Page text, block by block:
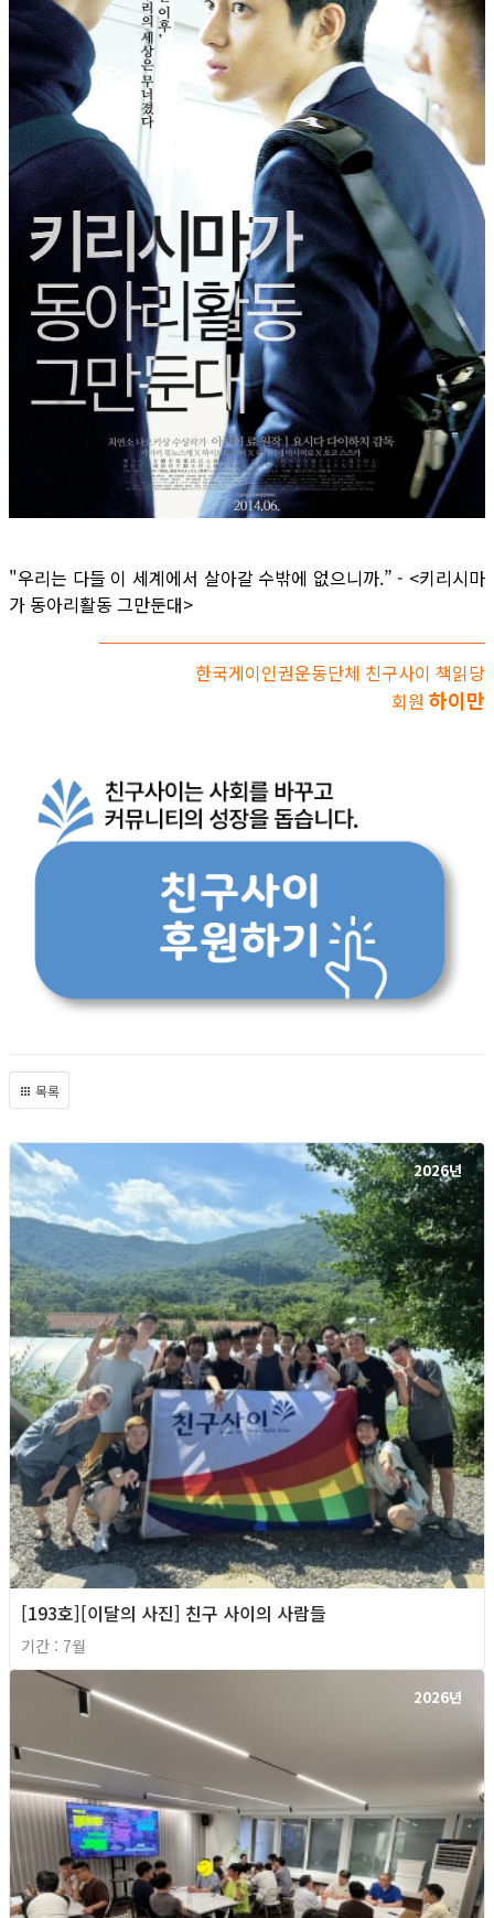
"우리는 다들 이 세계에서 살아갈 수밖에 없으니까.” - <키리시마
가 동아리활동 그만둔대>
한국게이인권운동단체 친구사이 책읽당
회원 하이만
목록
2026년
[193호][이달의 사진] 친구 사이의 사람들
기간 : 7월
2026년